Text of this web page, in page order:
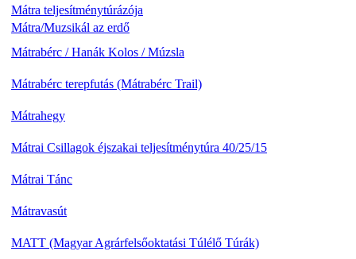
Mátra teljesítménytúrázója
Mátra/Muzsikál az erdő
Mátrabérc / Hanák Kolos / Múzsla
Mátrabérc terepfutás (Mátrabérc Trail)
Mátrahegy
Mátrai Csillagok éjszakai teljesítménytúra 40/25/15
Mátrai Tánc
Mátravasút
MATT (Magyar Agrárfelsőoktatási Túlélő Túrák)